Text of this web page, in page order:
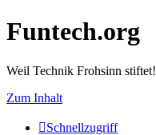
Funtech.org
Weil Technik Frohsinn stiftet!
Zum Inhalt
Schnellzugriff